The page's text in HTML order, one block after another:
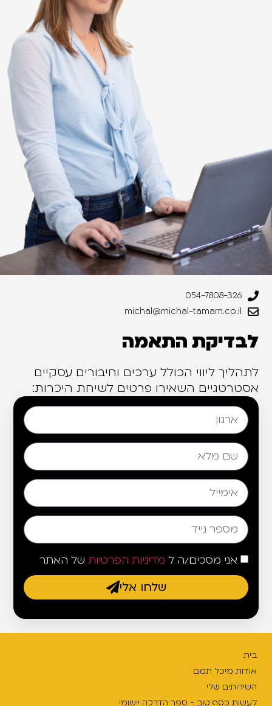
054-7808-326
michal@michal-tamam.co.il
לבדיקת התאמה
לתהליך ליווי הכולל ערכים וחיבורים עסקיים
אסטרטגיים השאירו פרטים לשיחת היכרות:
אני מסכים/ה למדיניות הפרטיותשל האתר
שלחו אלי
בית
אודות מיכל תמם
השירותים שלי
לעשות כסף טוב - ספר הדרכה יישומי